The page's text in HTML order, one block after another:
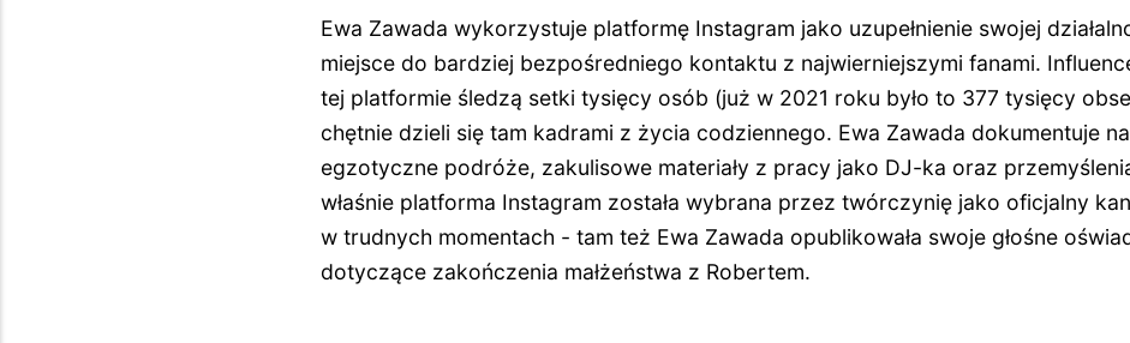
Ewa Zawada wykorzystuje platformę Instagram jako uzupełnienie swojej
miejsce do bardziej bezpośredniego kontaktu z najwierniejszymi fanami.
tej platformie śledzą setki tysięcy osób (już w 2021 roku było to 377 tysięcy
chętnie dzieli się tam kadrami z życia codziennego. Ewa Zawada dokumentuje
egzotyczne podróże, zakulisowe materiały z pracy jako DJ-ka oraz
właśnie platforma Instagram została wybrana przez twórczynię jako oficjalny
w trudnych momentach - tam też Ewa Zawada opublikowała swoje głośne
dotyczące zakończenia małżeństwa z Robertem.